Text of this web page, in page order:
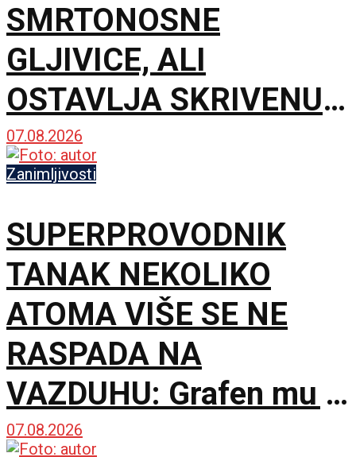
SMRTONOSNE
GLJIVICE, ALI
OSTAVLJA SKRIVENU
POSLEDICU: Mužjaci
mesecima proizvode
manje sperme
07.08.2026
Zanimljivosti
SUPERPROVODNIK
TANAK NEKOLIKO
ATOMA VIŠE SE NE
RASPADA NA
VAZDUHU: Grafen mu je
postao zaštitni krov
07.08.2026